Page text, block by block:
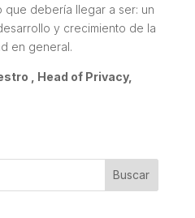
que debería llegar a ser: un
y crecimiento de la
en general.
, Head of Privacy,
Buscar